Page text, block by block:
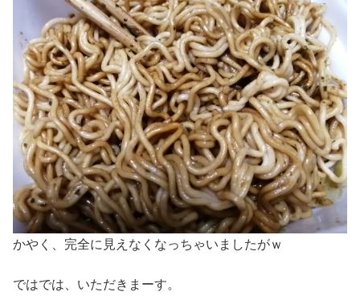
かやく、完全に見えなくなっちゃいましたがｗ
ではでは、いただきまーす。